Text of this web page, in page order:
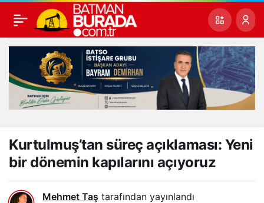
Kurtulmuş’tan süreç açıklaması: Yeni
bir dönemin kapılarını açıyoruz
Mehmet Taş tarafından yayınlandı